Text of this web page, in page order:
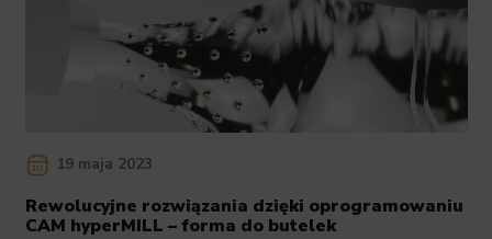
19 maja 2023
Rewolucyjne rozwiązania dzięki oprogramowaniu
CAM hyperMILL – forma do butelek